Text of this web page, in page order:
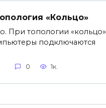
«Кольцо»
При топологии «кольцо»
подключаются
0 1к.